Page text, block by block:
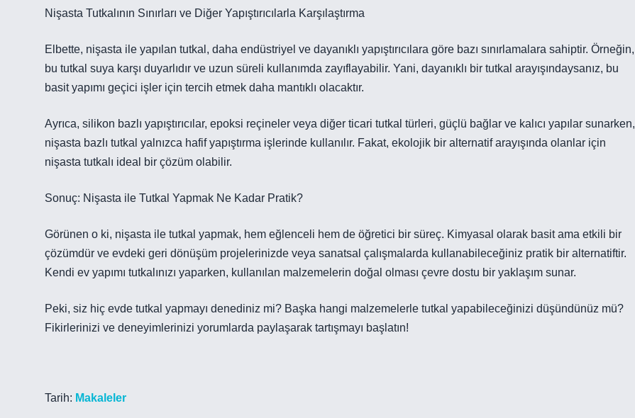
Nişasta Tutkalının Sınırları ve Diğer Yapıştırıcılarla Karşılaştırma
Elbette, nişasta ile yapılan tutkal, daha endüstriyel ve dayanıklı yapıştırıcılara göre bazı sınırlamalara sahiptir. Örneğin,
bu tutkal suya karşı duyarlıdır ve uzun süreli kullanımda zayıflayabilir. Yani, dayanıklı bir tutkal arayışındaysanız, bu
basit yapımı geçici işler için tercih etmek daha mantıklı olacaktır.
Ayrıca, silikon bazlı yapıştırıcılar, epoksi reçineler veya diğer ticari tutkal türleri, güçlü bağlar ve kalıcı yapılar sunarken,
nişasta bazlı tutkal yalnızca hafif yapıştırma işlerinde kullanılır. Fakat, ekolojik bir alternatif arayışında olanlar için
nişasta tutkalı ideal bir çözüm olabilir.
Sonuç: Nişasta ile Tutkal Yapmak Ne Kadar Pratik?
Görünen o ki, nişasta ile tutkal yapmak, hem eğlenceli hem de öğretici bir süreç. Kimyasal olarak basit ama etkili bir
çözümdür ve evdeki geri dönüşüm projelerinizde veya sanatsal çalışmalarda kullanabileceğiniz pratik bir alternatiftir.
Kendi ev yapımı tutkalınızı yaparken, kullanılan malzemelerin doğal olması çevre dostu bir yaklaşım sunar.
Peki, siz hiç evde tutkal yapmayı denediniz mi? Başka hangi malzemelerle tutkal yapabileceğinizi düşündünüz mü?
Fikirlerinizi ve deneyimlerinizi yorumlarda paylaşarak tartışmayı başlatın!
Tarih: Makaleler